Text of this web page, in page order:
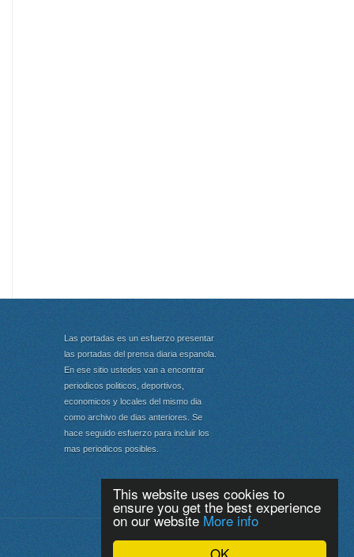
This website uses cookies to
ensure you get the best experience
on our website More info
Las portadas es un esfuerzo presentar
las portadas del prensa diaria espanola.
En ese sitio ustedes van a encontrar
periodicos politicos, deportivos,
economicos y locales del mismo dia
como archivo de dias anteriores. Se
hace seguido esfuerzo para incluir los
mas periodicos posibles.